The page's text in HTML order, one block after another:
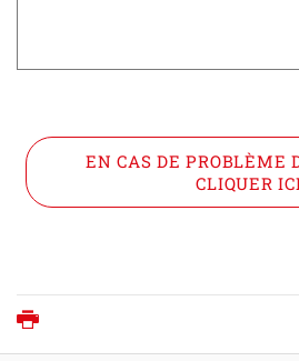
EN CAS DE PROBLÈME
CLIQUER